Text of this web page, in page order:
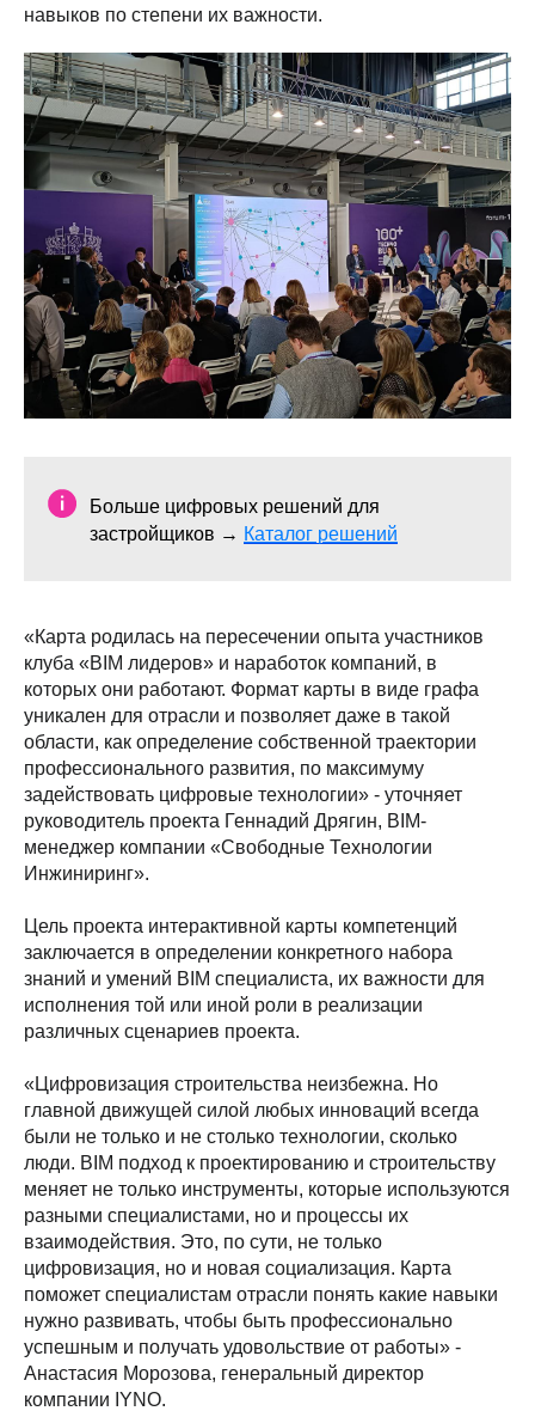
навыков по степени их важности.
Больше цифровых решений для
застройщиков → Каталог решений
«Карта родилась на пересечении опыта участников
клуба «BIM лидеров» и наработок компаний, в
которых они работают. Формат карты в виде графа
уникален для отрасли и позволяет даже в такой
области, как определение собственной траектории
профессионального развития, по максимуму
задействовать цифровые технологии» - уточняет
руководитель проекта Геннадий Дрягин, BIM-
менеджер компании «Свободные Технологии
Инжиниринг».
Цель проекта интерактивной карты компетенций
заключается в определении конкретного набора
знаний и умений BIM специалиста, их важности для
исполнения той или иной роли в реализации
различных сценариев проекта.
«Цифровизация строительства неизбежна. Но
главной движущей силой любых инноваций всегда
были не только и не столько технологии, сколько
люди. BIM подход к проектированию и строительству
меняет не только инструменты, которые используются
разными специалистами, но и процессы их
взаимодействия. Это, по сути, не только
цифровизация, но и новая социализация. Карта
поможет специалистам отрасли понять какие навыки
нужно развивать, чтобы быть профессионально
успешным и получать удовольствие от работы» -
Анастасия Морозова, генеральный директор
компании IYNO.